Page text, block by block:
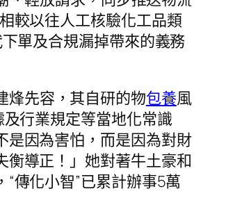
較以往人工核驗化工品類
單及合規漏掉帶來的義務
烽先容，其自研的物包養風
行業規定等當地化常識
是因為害怕，而是因為對財
導正！」她對著牛土豪和
，“傳化小智”已累計辦事5萬